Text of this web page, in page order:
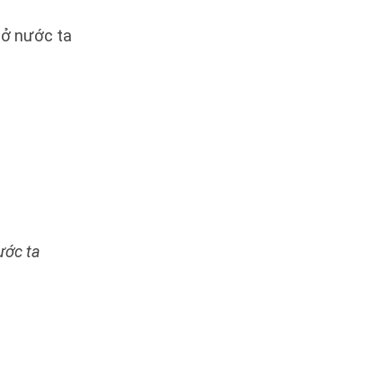
nước ta
ta